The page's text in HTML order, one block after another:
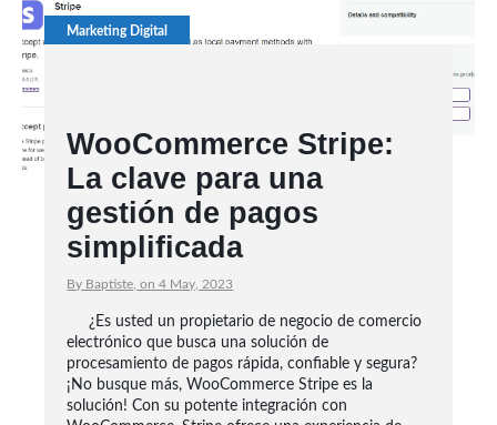
Marketing Digital
WooCommerce Stripe:
La clave para una
gestión de pagos
simplificada
By Baptiste, on 4 May, 2023
¿Es usted un propietario de negocio de comercio
electrónico que busca una solución de
procesamiento de pagos rápida, confiable y segura?
¡No busque más, WooCommerce Stripe es la
solución! Con su potente integración con